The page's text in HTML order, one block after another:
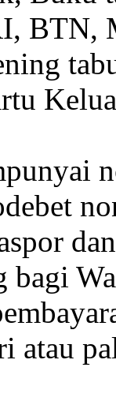
BTN,
bagi
atau